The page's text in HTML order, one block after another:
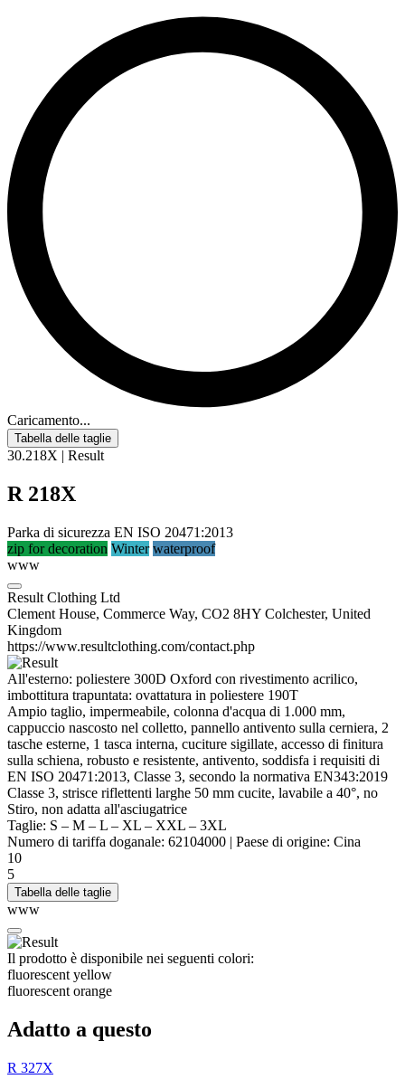
Caricamento...
Tabella delle taglie
30.218X | Result
R 218X
Parka di sicurezza EN ISO 20471 :2013
zip for decoration Winter waterproof
www
Result Clothing Ltd
Clement House, Commerce Way, CO2 8HY Colchester, United
Kingdom
https://www.resultclothing.com/contact.php
All'esterno: poliestere 300D Oxford con rivestimento acrilico,
imbottitura trapuntata: ovattatura in poliestere 190T
Ampio taglio, impermeabile, colonna d'acqua di 1.000 mm,
cappuccio nascosto nel colletto, pannello antivento sulla cerniera, 2
tasche esterne, 1 tasca interna, cuciture sigillate, accesso di finitura
sulla schiena, robusto e resistente, antivento, soddisfa i requisiti di
EN ISO 20471 :2013, Classe 3, secondo la normativa EN343:2019
Classe 3, strisce riflettenti larghe 50 mm cucite, lavabile a 40°, no
Stiro, non adatta all'asciugatrice
Taglie: S – M – L – XL – XXL – 3XL
Numero di tariffa doganale: 62104000 | Paese di origine: Cina
10
5
Tabella delle taglie
www
Il prodotto è disponibile nei seguenti colori:
fluorescent yellow
fluorescent orange
Adatto a questo
R 327X